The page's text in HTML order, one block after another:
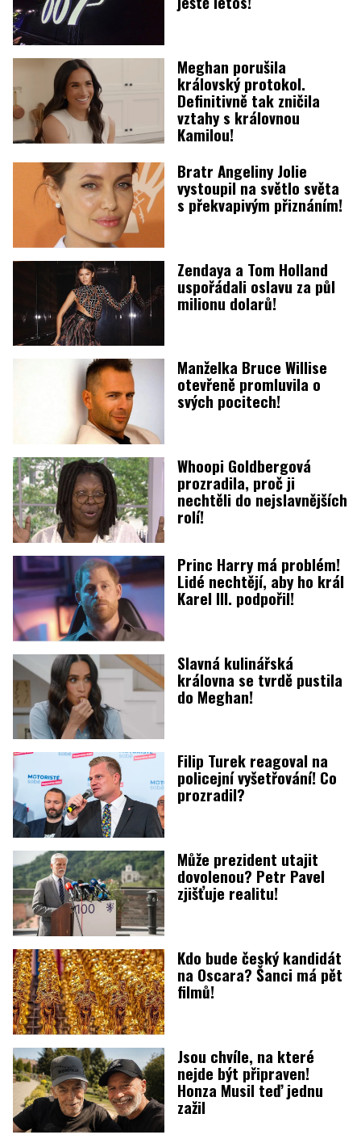
Meghan porušila
královský protokol.
Definitivně tak zničila
vztahy s královnou
Kamilou!
Bratr Angeliny Jolie
vystoupil na světlo světa
s překvapivým přiznáním!
Zendaya a Tom Holland
uspořádali oslavu za půl
milionu dolarů!
Manželka Bruce Willise
otevřeně promluvila o
svých pocitech!
Whoopi Goldbergová
prozradila, proč ji
nechtěli do nejslavnějších
rolí!
Princ Harry má problém!
Lidé nechtějí, aby ho král
Karel III. podpořil!
Slavná kulinářská
královna se tvrdě pustila
do Meghan!
Filip Turek reagoval na
policejní vyšetřování! Co
prozradil?
Může prezident utajit
dovolenou? Petr Pavel
zjišťuje realitu!
Kdo bude český kandidát
na Oscara? Šanci má pět
filmů!
Jsou chvíle, na které
nejde být připraven!
Honza Musil teď jednu
zažil